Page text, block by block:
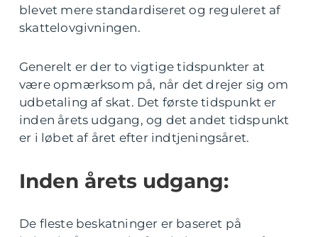
blevet mere standardiseret og reguleret af
skattelovgivningen.
Generelt er der to vigtige tidspunkter at
være opmærksom på, når det drejer sig om
udbetaling af skat. Det første tidspunkt er
inden årets udgang, og det andet tidspunkt
er i løbet af året efter indtjeningsåret.
Inden årets udgang:
De fleste beskatninger er baseret på